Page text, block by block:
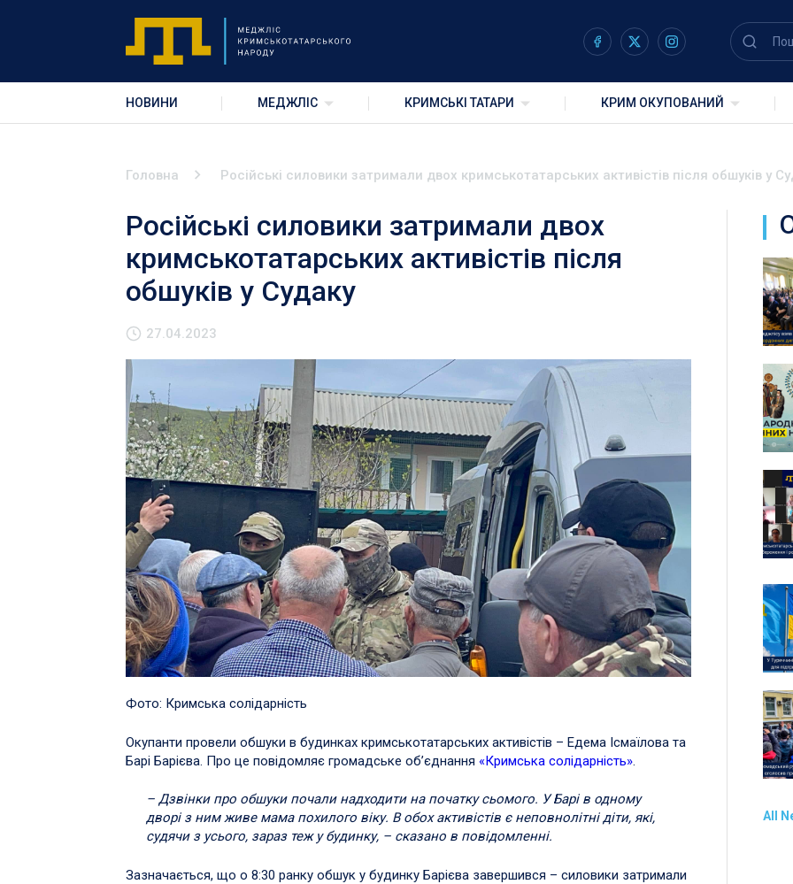
НОВИНИ МЕДЖЛІС КРИМСЬКІ ТАТАРИ КРИМ ОКУПОВАНИЙ
Головна Російські силовики затримали двох кримськотатарських активістів після обшуків у
Російські силовики затримали двох
кримськотатарських активістів після
обшуків у Судаку
27.04.2023
Фото: Кримська солідарність
Окупанти провели обшуки в будинках кримськотатарських активістів – Едема Ісмаїлова та
Барі Барієва. Про це повідомляє громадське об’єднання «Кримська солідарність».
– Дзвінки про обшуки почали надходити на початку сьомого. У Барі в одному
дворі з ним живе мама похилого віку. В обох активістів є неповнолітні діти, які,
судячи з усього, зараз теж у будинку, – сказано в повідомленні.
Зазначається, що о 8:30 ранку обшук у будинку Барієва завершився – силовики затримали
All